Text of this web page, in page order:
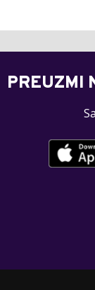
PREUZMI